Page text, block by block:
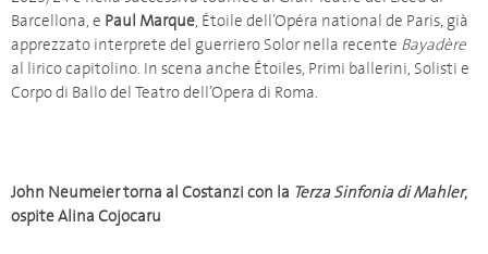
Barcellona, e Paul Marque, Étoile dell’Opéra national de Paris, già
apprezzato interprete del guerriero Solor nella recente Bayadère
al lirico capitolino. In scena anche Étoiles, Primi ballerini, Solisti e
Corpo di Ballo del Teatro dell’Opera di Roma.
John Neumeier torna al Costanzi con la Terza Sinfonia di Mahler,
ospite Alina Cojocaru